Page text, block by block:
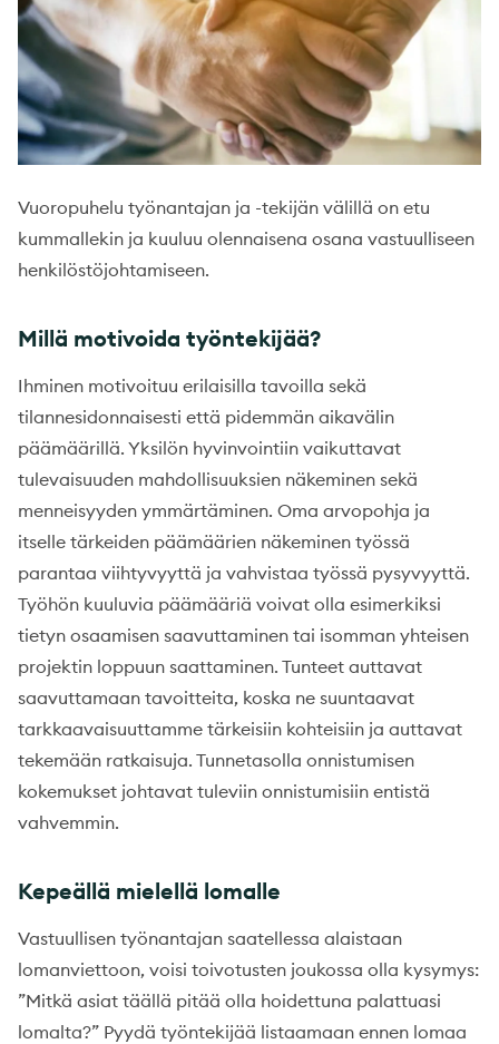
Vuoropuhelu työnantajan ja -tekijän välillä on etu
kummallekin ja kuuluu olennaisena osana vastuulliseen
henkilöstöjohtamiseen.
Millä motivoida työntekijää?
Ihminen motivoituu erilaisilla tavoilla sekä
tilannesidonnaisesti että pidemmän aikavälin
päämäärillä. Yksilön hyvinvointiin vaikuttavat
tulevaisuuden mahdollisuuksien näkeminen sekä
menneisyyden ymmärtäminen. Oma arvopohja ja
itselle tärkeiden päämäärien näkeminen työssä
parantaa viihtyvyyttä ja vahvistaa työssä pysyvyyttä.
Työhön kuuluvia päämääriä voivat olla esimerkiksi
tietyn osaamisen saavuttaminen tai isomman yhteisen
projektin loppuun saattaminen. Tunteet auttavat
saavuttamaan tavoitteita, koska ne suuntaavat
tarkkaavaisuuttamme tärkeisiin kohteisiin ja auttavat
tekemään ratkaisuja. Tunnetasolla onnistumisen
kokemukset johtavat tuleviin onnistumisiin entistä
vahvemmin.
Kepeällä mielellä lomalle
Vastuullisen työnantajan saatellessa alaistaan
lomanviettoon, voisi toivotusten joukossa olla kysymys:
”Mitkä asiat täällä pitää olla hoidettuna palattuasi
lomalta?” Pyydä työntekijää listaamaan ennen lomaa